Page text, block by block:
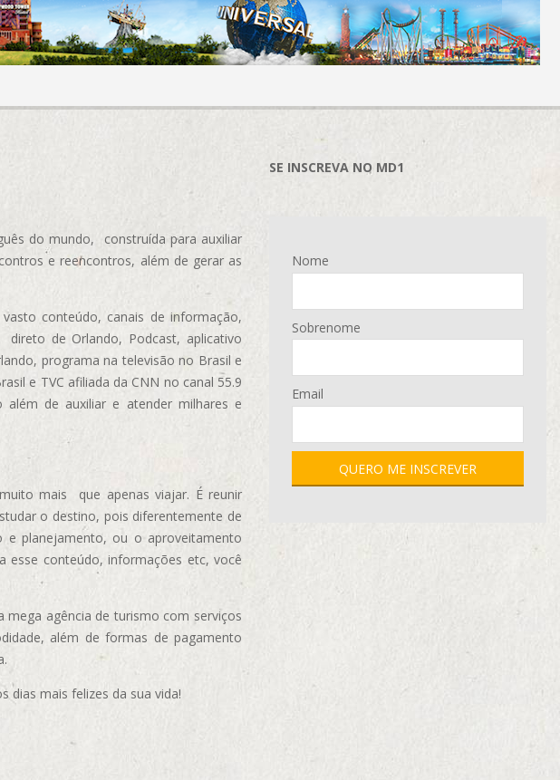
do mundo, construída para auxiliar
e reencontros, além de gerar as
conteúdo, canais de informação,
de Orlando, Podcast, aplicativo
programa na televisão no Brasil e
e TVC afiliada da CNN no canal 55.9
de auxiliar e atender milhares e
mais que apenas viajar. É reunir
o destino, pois diferentemente de
planejamento, ou o aproveitamento
esse conteúdo, informações etc, você
agência de turismo com serviços
além de formas de pagamento
mais felizes da sua vida!
SE INSCREVA NO MD1
Nome
Sobrenome
Email